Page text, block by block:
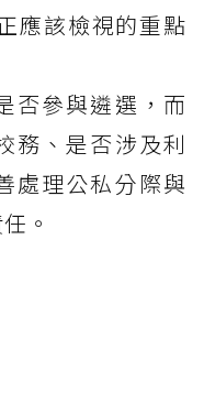
應該檢視的重點
否參與遴選，而
務、是否涉及利
處理公私分際與
。